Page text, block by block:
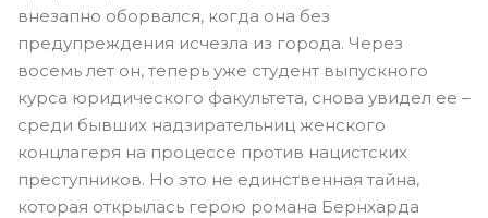
внезапно оборвался, когда она без
предупреждения исчезла из города. Через
восемь лет он, теперь уже студент выпускного
курса юридического факультета, снова увидел ее –
среди бывших надзирательниц женского
концлагеря на процессе против нацистских
преступников. Но это не единственная тайна,
которая открылась герою романа Бернхарда